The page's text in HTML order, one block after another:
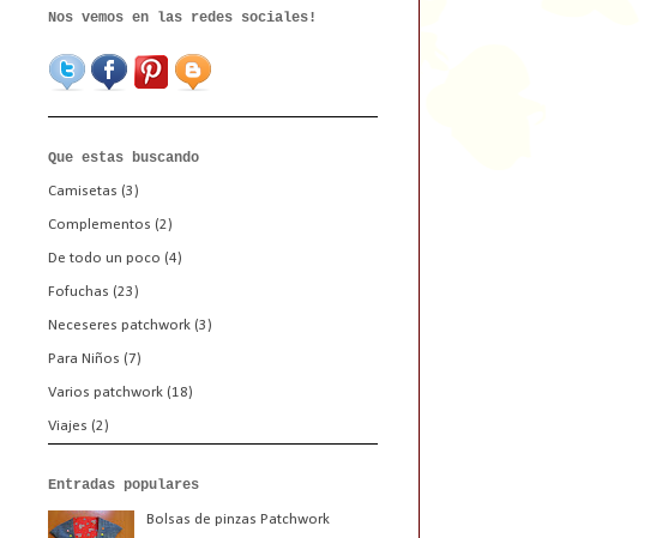
Nos vemos en las redes sociales!
Que estas buscando
Camisetas (3)
Complementos (2)
De todo un poco (4)
Fofuchas (23)
Neceseres patchwork (3)
Para Niños (7)
Varios patchwork (18)
Viajes (2)
Entradas populares
Bolsas de pinzas Patchwork